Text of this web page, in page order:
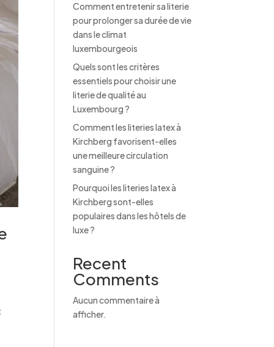
Comment entretenir sa literie
pour prolonger sa durée de vie
dans le climat
luxembourgeois
Quels sont les critères
essentiels pour choisir une
literie de qualité au
Luxembourg ?
Comment les literies latex à
Kirchberg favorisent-elles
une meilleure circulation
sanguine ?
Pourquoi les literies latex à
Kirchberg sont-elles
populaires dans les hôtels de
luxe ?
Recent
Comments
Aucun commentaire à
afficher.